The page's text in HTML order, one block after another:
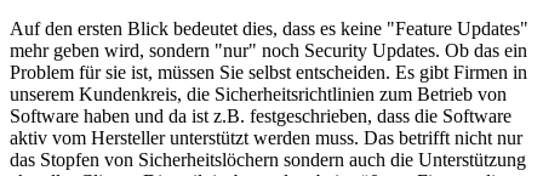
Auf den ersten Blick bedeutet dies, dass es keine "Feature Updates"
mehr geben wird, sondern "nur" noch Security Updates. Ob das ein
Problem für sie ist, müssen Sie selbst entscheiden. Es gibt Firmen in
unserem Kundenkreis, die Sicherheitsrichtlinien zum Betrieb von
Software haben und da ist z.B. festgeschrieben, dass die Software
aktiv vom Hersteller unterstützt werden muss. Das betrifft nicht nur
das Stopfen von Sicherheitslöchern sondern auch die Unterstützung